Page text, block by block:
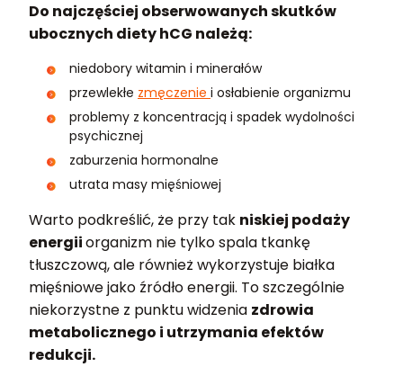
Do najczęściej obserwowanych skutków
ubocznych diety hCG należą:
niedobory witamin i minerałów
przewlekłe zmęczenie i osłabienie organizmu
problemy z koncentracją i spadek wydolności
psychicznej
zaburzenia hormonalne
utrata masy mięśniowej
Warto podkreślić, że przy tak niskiej podaży
energiiorganizm nie tylko spala tkankę
tłuszczową, ale również wykorzystuje białka
mięśniowe jako źródło energii. To szczególnie
niekorzystne z punktu widzenia zdrowia
metabolicznego i utrzymania efektów
redukcji.